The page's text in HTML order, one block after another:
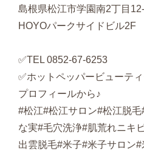
島根県松江市学園南2丁目
HOYOパークサイドビル2F
✅TEL 0852-67-6253
✅ホットペッパービューテ
プロフィールから♪
#松江#松江サロン#松江脱毛
な実#毛穴洗浄#肌荒れニキ
出雲脱毛#米子#米子サロン#